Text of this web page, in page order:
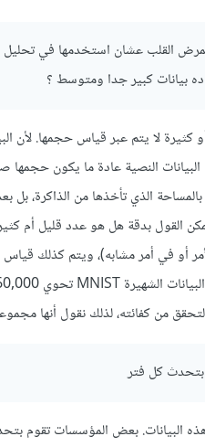
كثيرة لا يتم عبر قياس حجمها.
النصية عادة ما يكون حجمها
القول بدقة هل هو عدد قليل أم
في أمر مشابه)، ويتم كذلك قياس
من كفائته، لذلك نقول أنها
بتحدث كل فتر
بعض المؤسسات تقوم